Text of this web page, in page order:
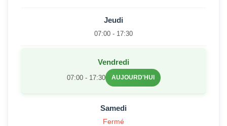
Jeudi
07:00 - 17:30
Vendredi
07:00 - 17:30 AUJOURD'HUI
Samedi
Fermé